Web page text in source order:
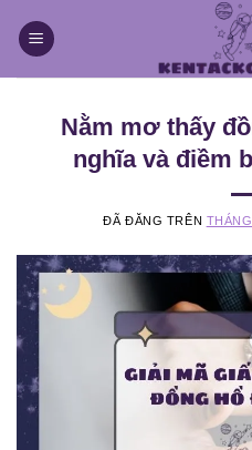
đến
Nằm mơ thấy
nghĩa và điềm
ĐÃ ĐĂNG TRÊN